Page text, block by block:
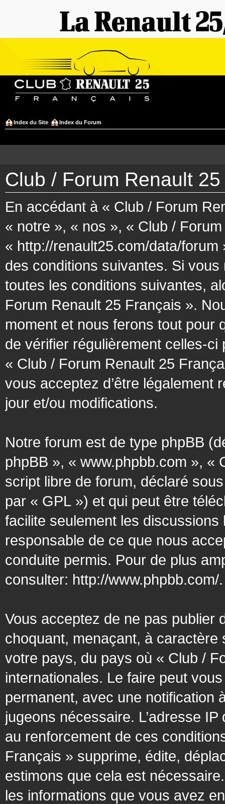
Index du Site Index du Forum
Club / Forum Renault
En accédant à « Club / Forum
« notre », « nos », « Club /
« http://renault25.com/data/
des conditions suivantes. Si vous
toutes les conditions suivantes,
Forum Renault 25 Français ».
moment et nous ferons tout pour
de vérifier régulièrement celles-ci
« Club / Forum Renault 25
vous acceptez d’être légalement
jour et/ou modifications.
Notre forum est de type phpBB
phpBB », « www.phpbb.com », «
script libre de forum, déclaré
par « GPL ») et qui peut être
facilite seulement les
responsable de ce que nous
conduite permis. Pour de plus
consulter: http://www.phpbb.com/.
Vous acceptez de ne pas publier
choquant, menaçant, à
votre pays, du pays où « Club /
internationales. Le faire peut
permanent, avec une notification
jugeons nécessaire. L’adresse
au renforcement de ces
Français » supprime, édite,
estimons que cela est
les informations que vous avez